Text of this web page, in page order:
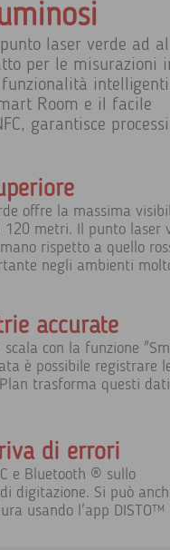
laser verde ad
per le misurazioni
Room e il facile
garantisce
offre la massima
metri. Il punto laser
rispetto a quello
negli ambienti
accurate
con la funzione
è possibile registrare
trasforma questi
di errori
e Bluetooth ® sullo
digitazione. Si può
usando l'app DISTO™